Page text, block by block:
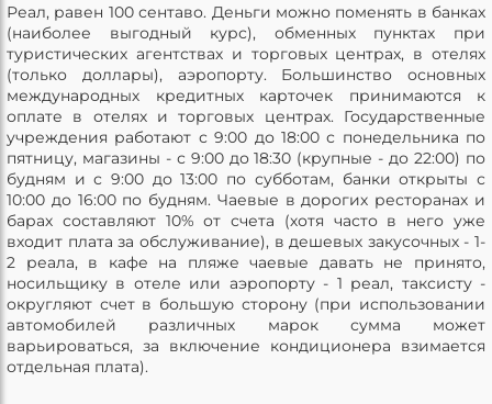
Реал, равен 100 сентаво. Деньги можно поменять в банках
(наиболее выгодный курс), обменных пунктах при
туристических агентствах и торговых центрах, в отелях
(только доллары), аэропорту. Большинство основных
международных кредитных карточек принимаются к
оплате в отелях и торговых центрах. Государственные
учреждения работают с 9:00 до 18:00 с понедельника по
пятницу, магазины - с 9:00 до 18:30 (крупные - до 22:00) по
будням и с 9:00 до 13:00 по субботам, банки открыты с
10:00 до 16:00 по будням. Чаевые в дорогих ресторанах и
барах составляют 10% от счета (хотя часто в него уже
входит плата за обслуживание), в дешевых закусочных - 1-
2 реала, в кафе на пляже чаевые давать не принято,
носильщику в отеле или аэропорту - 1 реал, таксисту -
округляют счет в большую сторону (при использовании
автомобилей различных марок сумма может
варьироваться, за включение кондиционера взимается
отдельная плата).